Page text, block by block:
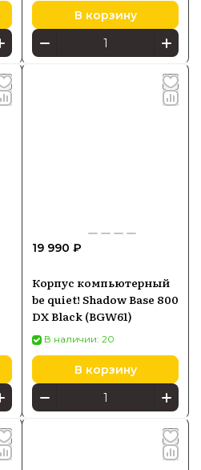
В корзину
19 990 ₽
Корпус компьютерный
be quiet! Shadow Base 800
DX Black (BGW61)
В наличии: 20
В корзину